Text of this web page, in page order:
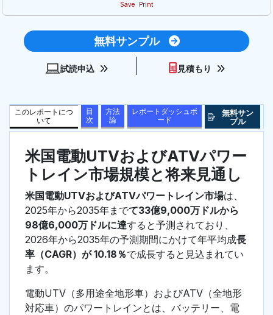
Save Print
無料サンプル
試読申込 見積もり
このレポートにつ
いて
目
次
方法
論
レポートダッシュボ
ード
無料サン
プル
米国電動UTVおよびATVパワー
トレイン市場規模と将来見通し
米国電動UTVおよびATVパワートレイン市場は、
2025年から2035年までて33億9,000万ドルから
98億6,000万ドルに達すると予測されており、
2026年から2035年の予測期間にかけて年平均成長
率（CAGR）が 10.18％で成長すると見込まれてい
ます。
電動UTV（多用途全地形車）およびATV（全地形
対応車）のパワートレインとは、バッテリー、電